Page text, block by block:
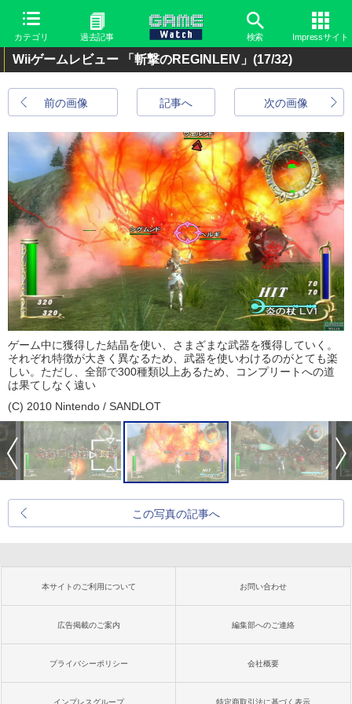
カテゴリ 過去記事 検索 Impressサイト
Wiiゲームレビュー 「斬撃のREGINLEIV」 (17/32)
前の画像 次の画像
記事へ
ゲーム中に獲得した結晶を使い、さまざまな武器を獲得していく。
それぞれ特徴が大きく異なるため、武器を使いわけるのがとても楽
しい。ただし、全部で300種類以上あるため、コンプリートへの道
は果てしなく遠い
(C) 2010 Nintendo / SANDLOT
この写真の記事へ
本サイトのご利用について お問い合わせ
広告掲載のご案内 編集部へのご連絡
プライバシーポリシー 会社概要
インプレスグループ 特定商取引法に基づく表示